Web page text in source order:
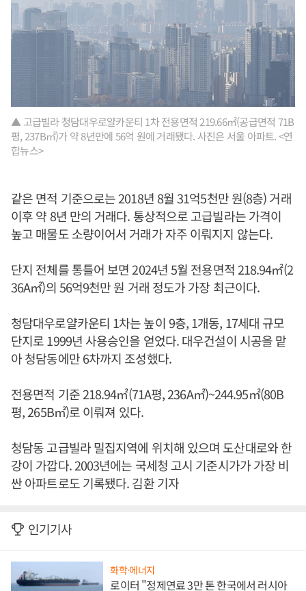
▲ 고급빌라 청담대우로얄카운티 1차 전용면적 219.66㎡(공급면적 71B
평, 237B㎡)가 약 8년만에 56억 원에 거래됐다. 사진은 서울 아파트. <연
합뉴스>
같은 면적 기준으로는 2018년 8월 31억5천만 원(8층) 거래
이후 약 8년 만의 거래다. 통상적으로 고급빌라는 가격이
높고 매물도 소량이어서 거래가 자주 이뤄지지 않는다.
단지 전체를 통틀어 보면 2024년 5월 전용면적 218.94㎡(2
36A㎡)의 56억9천만 원 거래 정도가 가장 최근이다.
청담대우로얄카운티 1차는 높이 9층, 1개동, 17세대 규모
단지로 1999년 사용승인을 얻었다. 대우건설이 시공을 맡
아 청담동에만 6차까지 조성했다.
전용면적 기준 218.94㎡(71A평, 236A㎡)~244.95㎡(80B
평, 265B㎡)로 이뤄져 있다.
청담동 고급빌라 밀집지역에 위치해 있으며 도산대로와 한
강이 가깝다. 2003년에는 국세청 고시 기준시가가 가장 비
싼 아파트로도 기록됐다. 김환 기자
인기기사
화학·에너지
로이터 "정제연료 3만 톤 한국에서 러시아